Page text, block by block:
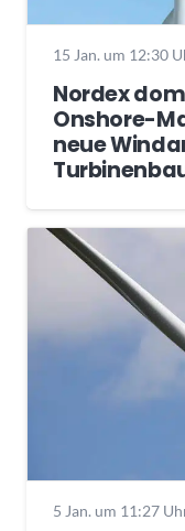
15 Jan. um 12:30
Nordex
Onshore-
neue
5 Jan. um 11:27